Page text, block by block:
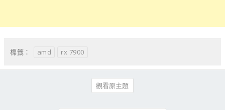
標籤： amd rx 7900
觀看原主題